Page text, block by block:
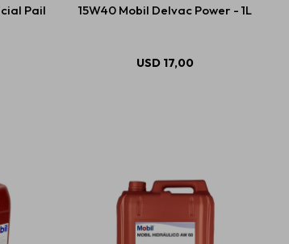
Pail
15W40 Mobil Delvac Power - 1L
USD 17,00